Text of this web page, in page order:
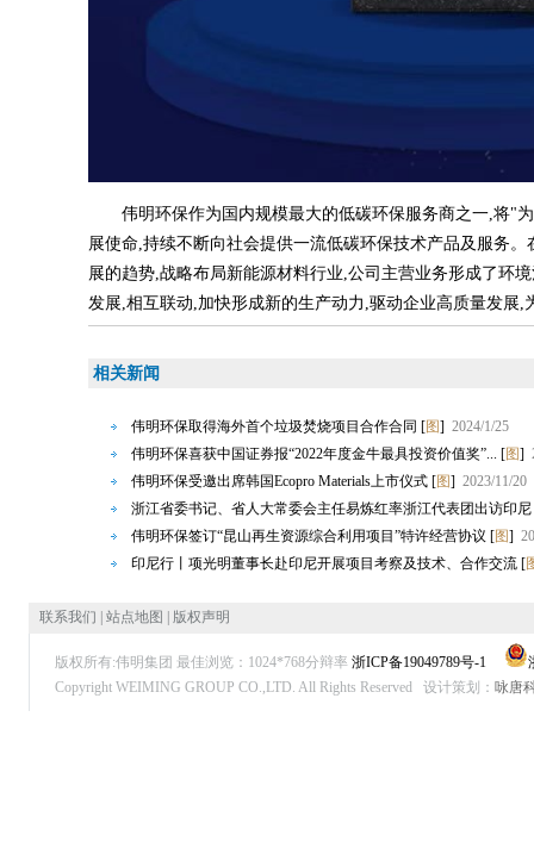
伟明环保作为国内规模最大的低碳环保服务商之一,将"
展使命,持续不断向社会提供一流低碳环保技术产品及服务
展的趋势,战略布局新能源材料行业,公司主营业务形成了环
发展,相互联动,加快形成新的生产动力,驱动企业高质量发展,
相关新闻
伟明环保取得海外首个垃圾焚烧项目合作合同 [图] 2024/1/25
伟明环保喜获中国证券报“2022年度金牛最具投资价值奖”... [图]
伟明环保受邀出席韩国Ecopro Materials上市仪式[图] 2023/11/20
浙江省委书记、省人大常委会主任易炼红率浙江代表团出访印尼
伟明环保签订“昆山再生资源综合利用项目”特许经营协议 [图]
印尼行丨项光明董事长赴印尼开展项目考察及技术、合作交流[
联系我们 站点地图 版权声明
版权所有:伟明集团 最佳浏览：1024*768分辩率 浙ICP备19049789号-1
Copyright WEIMING GROUP CO.,LTD. All Rights Reserved
设计策划： 咏唐